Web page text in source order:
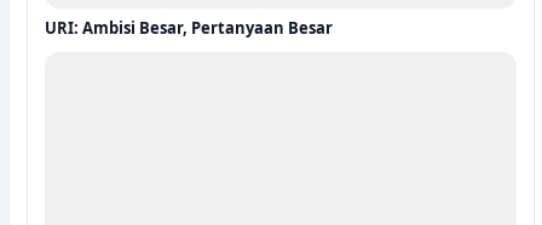
URI: Ambisi Besar, Pertanyaan Besar